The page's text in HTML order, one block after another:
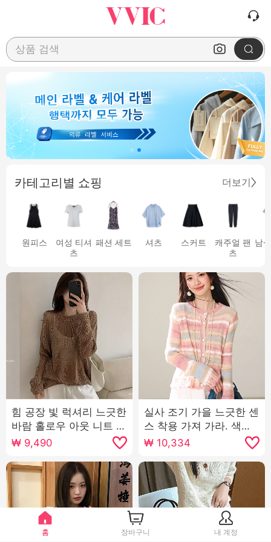
상품 검색
카테고리별 쇼핑 더보기
원피스
여성 티셔
츠
패션 세트 셔츠 스커트
캐주얼 팬
츠
남
힘 공장 빛 럭셔리 느긋한
바람 홀로우 아웃 니트 스
웨터 여성 이른 가을 자외
선 차단 블라우스 루즈핏
풀오버 투피스 세트 맨위
₩ 9,490
실사 조기 가을 느긋한 센
스 착용 가져 가라. 색상
니트 스웨터 스웨터 오픈
격 여성 의류
₩ 10,334
홈 장바구니 내 계정